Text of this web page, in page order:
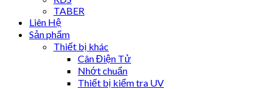
TABER
Liên Hệ
Sản phẩm
Thiết bị khác
Cân Điện Tử
Nhớt chuẩn
Thiết bị kiểm tra UV